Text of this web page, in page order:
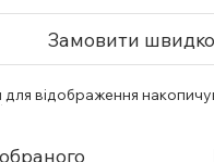
Замовити швидко
для відображення